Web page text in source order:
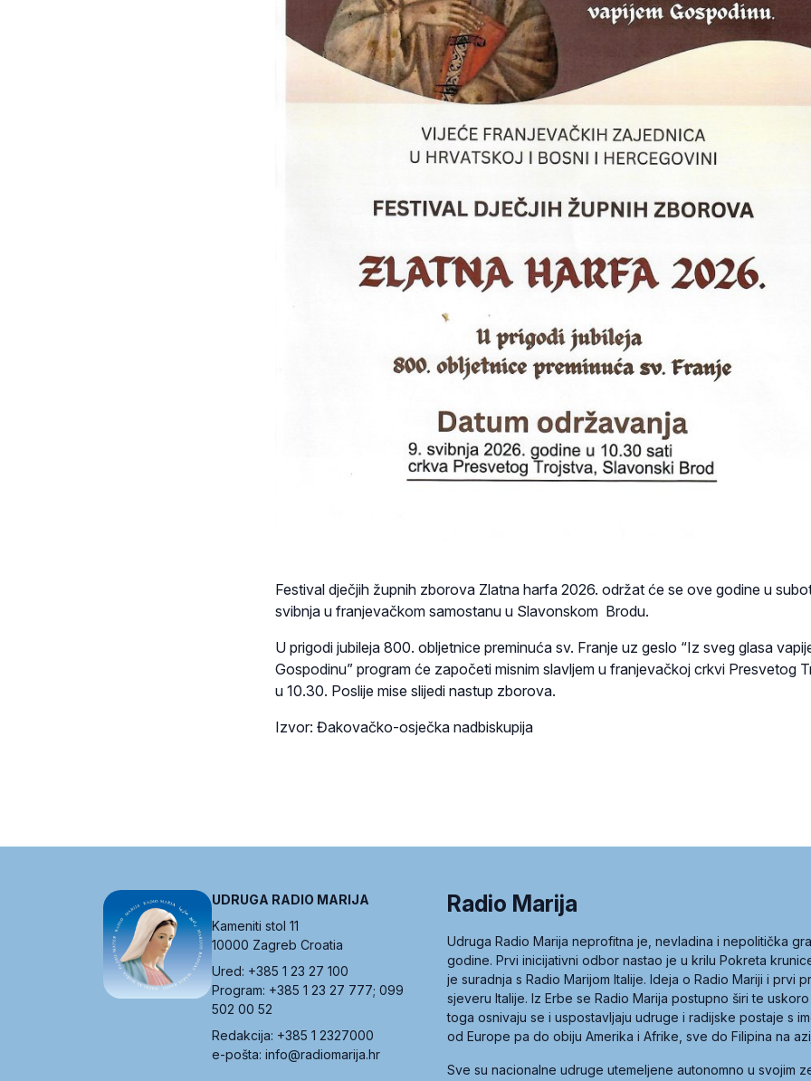
Festival dječjih župnih zborova Zlatna harfa 2026. održat će se ove godine u
svibnja u franjevačkom samostanu u Slavonskom Brodu.
U prigodi jubileja 800. obljetnice preminuća sv. Franje uz geslo “Iz sveg glasa
Gospodinu” program će započeti misnim slavljem u franjevačkoj crkvi Presvetog
u 10.30. Poslije mise slijedi nastup zborova.
Izvor: Đakovačko-osječka nadbiskupija
UDRUGA RADIO MARIJA
Kameniti stol 11
10000 Zagreb Croatia
Ured: +385 1 23 27 100
Program: +385 1 23 27 777; 099
502 00 52
Redakcija: +385 1 2327000
e-pošta: info@radiomarija.hr
Radio Marija
Udruga Radio Marija neprofitna je, nevladina i nepolitička
godine. Prvi inicijativni odbor nastao je u krilu Pokreta
je suradnja s Radio Marijom Italije. Ideja o Radio Mariji i prvi
sjeveru Italije. Iz Erbe se Radio Marija postupno širi te
toga osnivaju se i uspostavljaju udruge i radijske postaje s
od Europe pa do obiju Amerika i Afrike, sve do Filipina na
Sve su nacionalne udruge utemeljene autonomno u svojim